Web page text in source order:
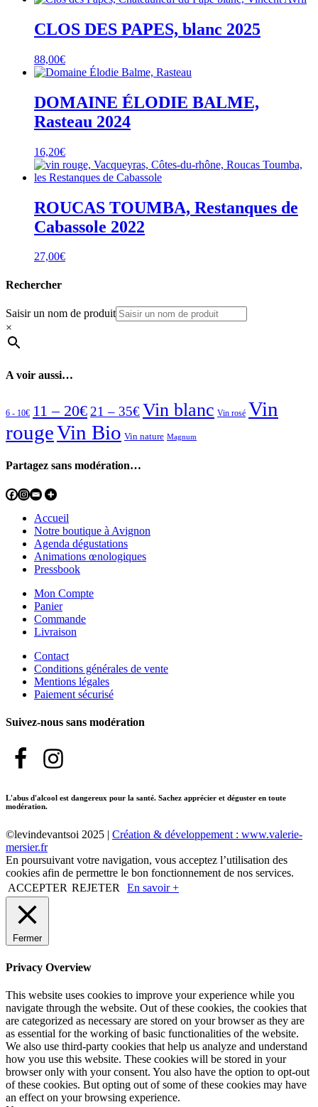
CLOS DES PAPES, blanc 2025
88,00€
DOMAINE ÉLODIE BALME,
Rasteau 2024
16,20€
ROUCAS TOUMBA, Restanques de
Cabassole 2022
27,00€
Rechercher
Saisir un nom de produit
×
A voir aussi…
6 - 10€ 11 – 20€ 21 – 35€Vin blanc Vin rosé Vin
rougeVin Bio Vin nature Magnum
Partagez sans modération…
Accueil
Notre boutique à Avignon
Agenda dégustations
Animations œnologiques
Pressbook
Mon Compte
Panier
Commande
Livraison
Contact
Conditions générales de vente
Mentions légales
Paiement sécurisé
Suivez-nous sans modération
L'abus d'alcool est dangereux pour la santé. Sachez apprécier et déguster en toute
modération.
©levindevantsoi 2025 | Création & développement : www.valerie-
mersier.fr
En poursuivant votre navigation, vous acceptez l’utilisation des
cookies afin de permettre le bon fonctionnement de nos services.
ACCEPTER REJETER En savoir +
Fermer
Privacy Overview
This website uses cookies to improve your experience while you
navigate through the website. Out of these cookies, the cookies that
are categorized as necessary are stored on your browser as they are
as essential for the working of basic functionalities of the website.
We also use third-party cookies that help us analyze and understand
how you use this website. These cookies will be stored in your
browser only with your consent. You also have the option to opt-out
of these cookies. But opting out of some of these cookies may have
an effect on your browsing experience.